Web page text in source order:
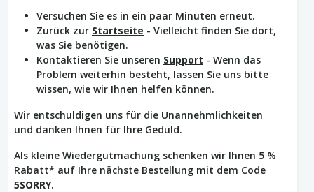
Versuchen Sie es in ein paar Minuten erneut.
Zurück zur Startseite - Vielleicht finden Sie dort,
was Sie benötigen.
Kontaktieren Sie unseren Support - Wenn das
Problem weiterhin besteht, lassen Sie uns bitte
wissen, wie wir Ihnen helfen können.
Wir entschuldigen uns für die Unannehmlichkeiten
und danken Ihnen für Ihre Geduld.
Als kleine Wiedergutmachung schenken wir Ihnen 5 %
Rabatt* auf Ihre nächste Bestellung mit dem Code
5SORRY.